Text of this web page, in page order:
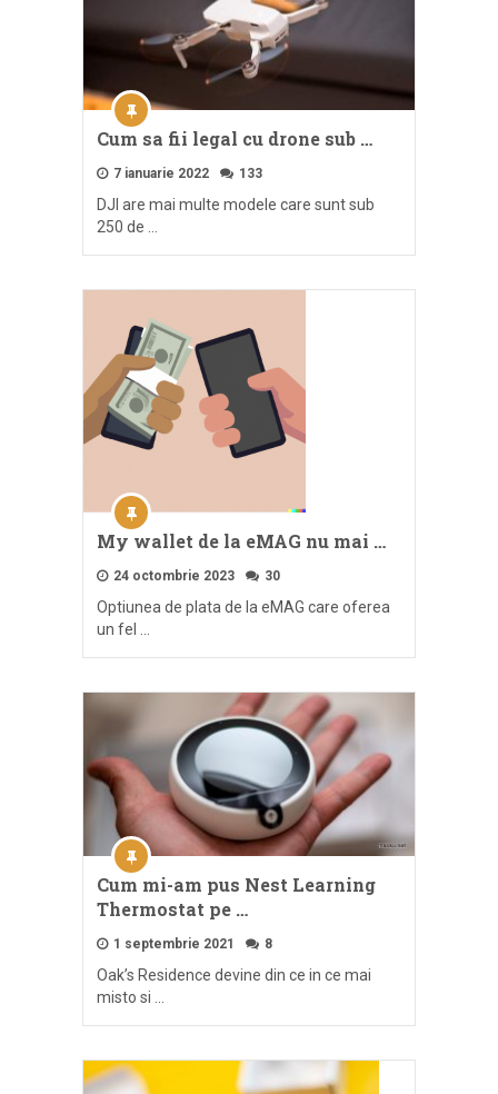
Cum sa fii legal cu drone sub …
7 ianuarie 2022 133
DJI are mai multe modele care sunt sub
250 de …
My wallet de la eMAG nu mai …
24 octombrie 2023 30
Optiunea de plata de la eMAG care oferea
un fel …
Cum mi-am pus Nest Learning
Thermostat pe …
1 septembrie 2021 8
Oak’s Residence devine din ce in ce mai
misto si …